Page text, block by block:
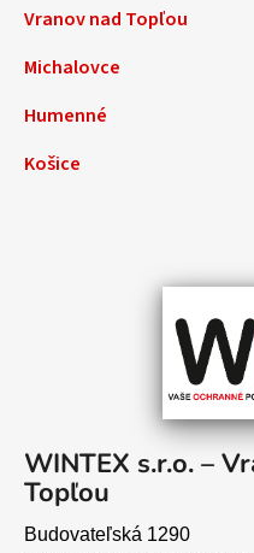
Vranov nad Topľou
Michalovce
Humenné
Košice
WINTEX s.r.o. –
Topľou
Budovateľská 1290